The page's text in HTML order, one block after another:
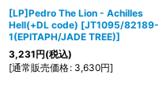
[LP]Pedro The Lion - Achilles
Hell(+DL code) [JT1095/82189-
1(EPITAPH/JADE TREE)]
3,231円(税込)
[通常販売価格: 3,630円]